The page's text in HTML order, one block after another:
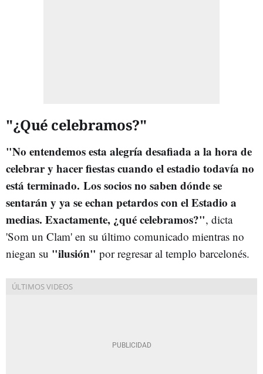
"¿Qué celebramos?"
"No entendemos esta alegría desafiada a la hora de
celebrar y hacer fiestas cuando el estadio todavía no
está terminado. Los socios no saben dónde se
sentarán y ya se echan petardos con el Estadio a
medias. Exactamente, ¿qué celebramos?", dicta
'Som un Clam' en su último comunicado mientras no
niegan su "ilusión" por regresar al templo barcelonés.